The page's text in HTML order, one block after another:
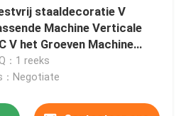
staaldecoratie V
Machine Verticale
V het Groeven Machine
：1 reeks
：Negotiate